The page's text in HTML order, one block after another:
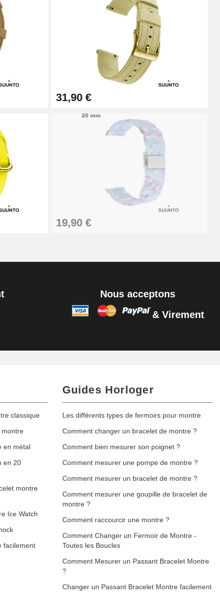
Ajouter au panier
Ajouter au panier
Ajouter au panier
Ajouter au panier
Ajouter au panier
Ajouter au panier
31,90 €
19,90 €
Nous acceptons
& Virement
classique
en métal
en 20
montre
Ice Watch
facilement
Guides Horloger
Les différents types de fermoirs pour montre
Comment changer un bracelet de montre ?
Comment bien mesurer son poignet ?
Comment mesurer une pompe de montre ?
Comment mesurer un bracelet de montre ?
Comment mesurer une goupille de bracelet de
montre ?
Comment raccourcir une montre ?
Comment Changer un Fermoir de Montre -
Toutes les Boucles
Comment Mesurer un Passant Bracelet Montre
?
Changer un Passant Bracelet Montre facilement